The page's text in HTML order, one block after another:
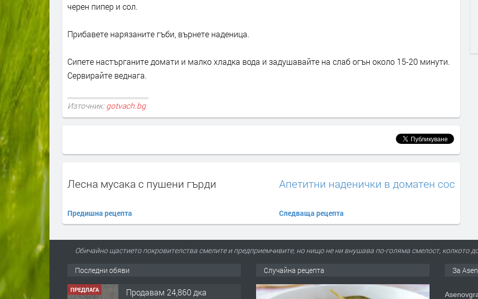
черен пипер и сол.
Прибавете нарязаните гъби, върнете наденица.
Сипете настърганите домати и малко хладка вода и задушавайте на слаб огън около 15-20 минути.
Сервирайте веднага.
Източник: gotvach.bg
Лесна мусака с пушени гърди
Предишна рецепта
Апетитни наденички в доматен сос
Следваща рецепта
Обичайно щастието покровителства смелите и предприемчивите, но нищо не ни внушава по-голяма смелост, колкото
Последни обяви
ПРЕДЛАГА
Продавам 24,860 дка
Случайна рецепта За